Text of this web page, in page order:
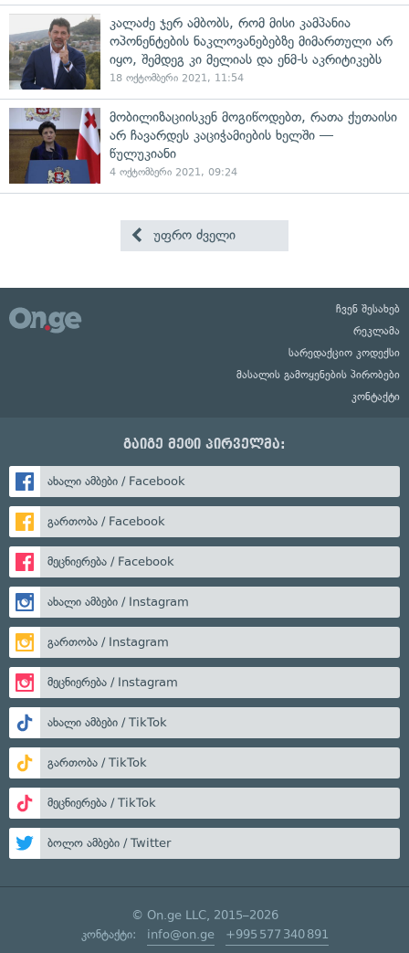
კალაძე ჯერ ამბობს, რომ მისი კამპანია
ოპონენტების ნაკლოვანებებზე მიმართული არ
იყო, შემდეგ კი მელიას და ენმ-ს აკრიტიკებს
18 ოქტომბერი 2021, 11:54
მობილიზაციისკენ მოგიწოდებთ, რათა ქუთაისი
არ ჩავარდეს კაციჭამიების ხელში —
წულუკიანი
4 ოქტომბერი 2021, 09:24
უფრო ძველი
ჩვენ შესახებ
რეკლამა
სარედაქციო კოდექსი
მასალის გამოყენების პირობები
კონტაქტი
გაიგე მეტი პირველმა:
ახალი ამბები / Facebook
გართობა / Facebook
მეცნიერება / Facebook
ახალი ამბები / Instagram
გართობა / Instagram
მეცნიერება / Instagram
ახალი ამბები / TikTok
გართობა / TikTok
მეცნიერება / TikTok
ბოლო ამბები / Twitter
© On.ge LLC, 2015–2026
კონტაქტი: info@on.ge +995 577 340 891